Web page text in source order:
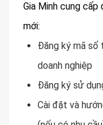
Gia Minh cung
mới:
Đăng ký mã số
doanh nghiệp
Đăng ký sử
Cài đặt và